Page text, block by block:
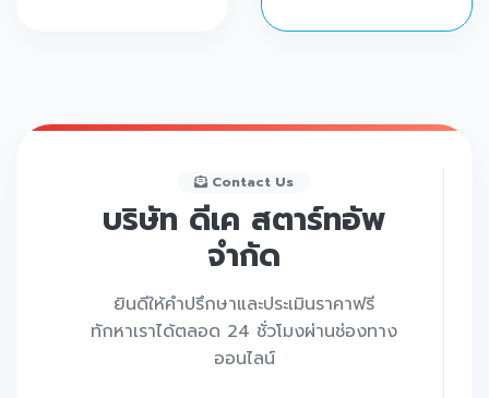
Contact Us
บริษัท ดีเค สตาร์ทอัพ
จำกัด
ยินดีให้คำปรึกษาและประเมินราคาฟรี
ทักหาเราได้ตลอด 24 ชั่วโมงผ่านช่องทาง
ออนไลน์